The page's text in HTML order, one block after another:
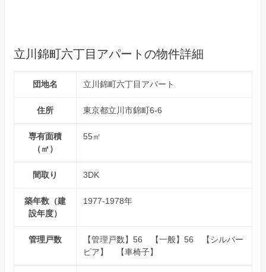
立川錦町六丁目アパートの物件詳細
団地名 立川錦町六丁目アパート
住所 東京都立川市錦町6-6
専有面積
（㎡）
55㎡
間取り 3DK
築年数（建
設年度）
1977-1978年
管理戸数
【管理戸数】56 【一般】56 【シルバー
ピア】 【車椅子】